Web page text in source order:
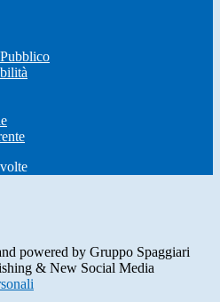
volte
powered by Gruppo Spaggiari
& New Social Media